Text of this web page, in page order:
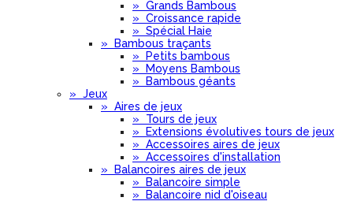
» Grands Bambous
» Croissance rapide
» Spécial Haie
»
Bambous traçants
»
Petits bambous
»
Moyens Bambous
»
Bambous géants
» Jeux
» Aires de jeux
» Tours de jeux
»
Extensions évolutives tours de jeux
» Accessoires aires de jeux
» Accessoires d'installation
»
Balancoires aires de jeux
»
Balancoire simple
»
Balancoire nid d'oiseau